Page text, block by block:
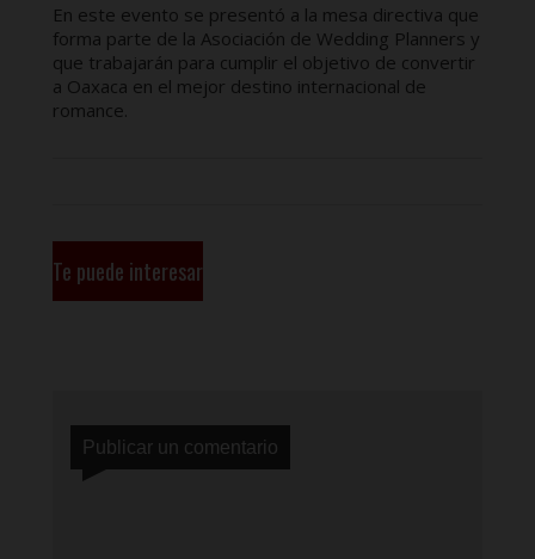
En este evento se presentó a la mesa directiva que
forma parte de la Asociación de Wedding Planners y
que trabajarán para cumplir el objetivo de convertir
a Oaxaca en el mejor destino internacional de
romance.
Te puede interesar
Publicar un comentario